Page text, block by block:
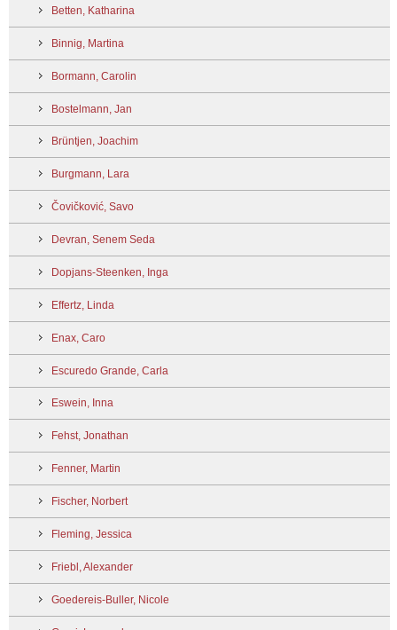
Betten, Katharina
Binnig, Martina
Bormann, Carolin
Bostelmann, Jan
Brüntjen, Joachim
Burgmann, Lara
Čovičković, Savo
Devran, Senem Seda
Dopjans-Steenken, Inga
Effertz, Linda
Enax, Caro
Escuredo Grande, Carla
Eswein, Inna
Fehst, Jonathan
Fenner, Martin
Fischer, Norbert
Fleming, Jessica
Friebl, Alexander
Goedereis-Buller, Nicole